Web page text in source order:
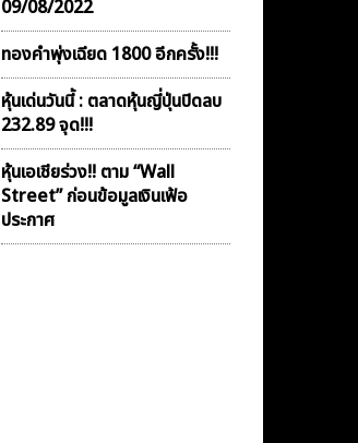
09/08/2022
ทองคำพุ่งเฉียด 1800 อีกครั้ง!!!
หุ้นเด่นวันนี้ : ตลาดหุ้นญี่ปุ่นปิดลบ
232.89 จุด!!!
หุ้นเอเชียร่วง!! ตาม “Wall
Street” ก่อนข้อมูลเงินเฟ้อ
ประกาศ